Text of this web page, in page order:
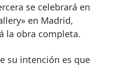
se celebrará en
en Madrid,
la obra completa.
su intención es que